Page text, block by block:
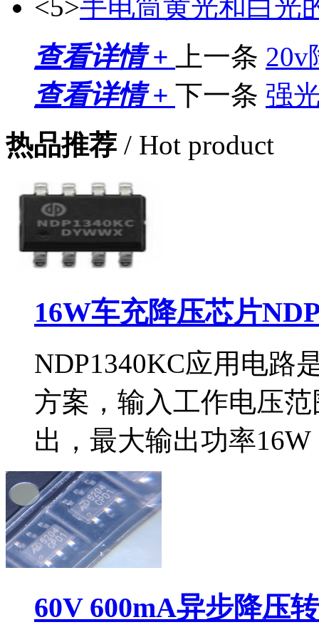
<5>手电筒黄光和白光
查看详情 +
上一条 20v
查看详情 + 下一条 强
热品推荐 / Hot product
16W车充降压芯片
NDP1340KC应用电路
方案，输入工作电压
出，最大输出功率
60V 600mA异步降压